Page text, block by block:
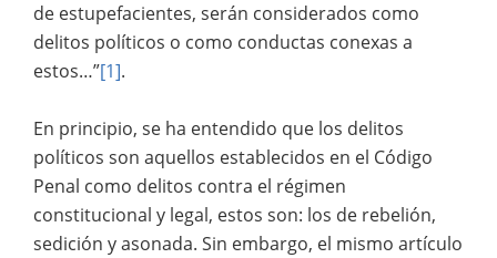
de estupefacientes, serán considerados como
delitos políticos o como conductas conexas a
estos…”[1].
En principio, se ha entendido que los delitos
políticos son aquellos establecidos en el Código
Penal como delitos contra el régimen
constitucional y legal, estos son: los de rebelión,
sedición y asonada. Sin embargo, el mismo artículo